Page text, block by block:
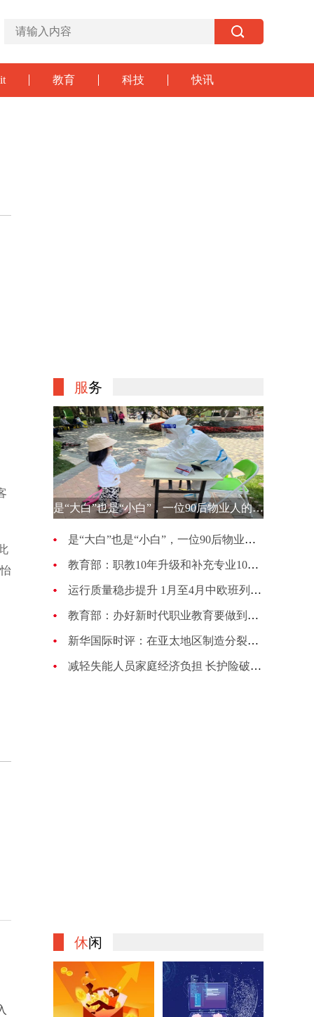
it 教育 科技 快讯
服务
是“大白”也是“小白”，一位90后物业人的选择
是“大白”也是“小白”，一位90后物业人的选择
教育部：职教10年升级和补充专业1007种 更新幅度超70%
运行质量稳步提升 1月至4月中欧班列累计开行4813列
教育部：办好新时代职业教育要做到五个“必须坚持”
新华国际时评：在亚太地区制造分裂对抗的图谋注定失败
减轻失能人员家庭经济负担 长护险破局养老困境
休闲